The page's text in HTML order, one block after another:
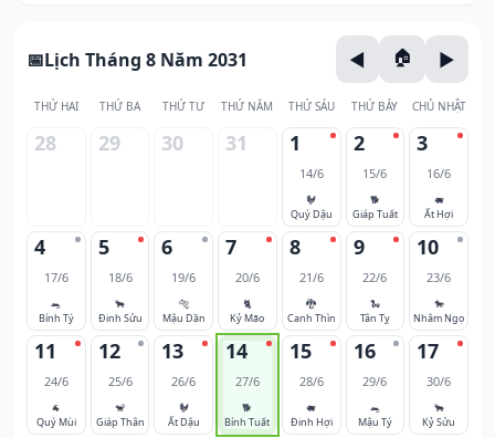
Lịch Tháng 8 Năm 2031
THỨ HAI THỨ BA THỨ TƯ THỨ NĂM THỨ SÁU THỨ BẢY CHỦ NHẬT
28 29 30 31 1
14/6
🐓
Quý Dậu
2
15/6
🐕
Giáp Tuất
3
16/6
🐖
Ất Hợi
4
17/6
🐀
Bính Tý
5
18/6
🐂
Đinh Sửu
6
19/6
🐅
Mậu Dần
7
20/6
🐈
Kỷ Mão
8
21/6
🐉
Canh Thìn
9
22/6
🐍
Tân Tỵ
10
23/6
🐎
Nhâm Ngọ
11
24/6
🐐
Quý Mùi
12
25/6
🐒
Giáp Thân
13
26/6
🐓
Ất Dậu
14
27/6
🐕
Bính Tuất
15
28/6
🐖
Đinh Hợi
16
29/6
🐀
Mậu Tý
17
30/6
🐂
Kỷ Sửu